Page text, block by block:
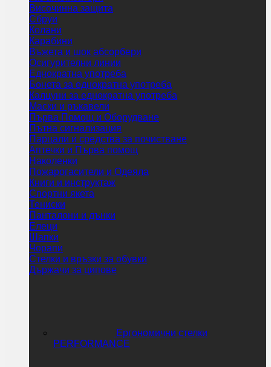
Височинна защита
Сбруи
Колани
Карабини
Въжета и шок абсорбери
Осигурителни линии
Еднократна употреба
Бонета за еднократна употреба
Калцуни за еднократна употреба
Маски и ръкавели
Първа Помощ и Оборудване
Пътна сигнализация
Парцали и средства за почистване
Аптечки и Първа помощ
Наколенки
Пожарогасители и Одеяла
Книги и инструктаж
Спортни якета
Тениски
Панталони и дънки
Елеци
Шапки
Чорапи
Стелки и връзки за обувки
Държачи за ципове
Ергономични стелки
PERFORMANCE